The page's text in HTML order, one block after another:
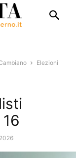
Elezioni